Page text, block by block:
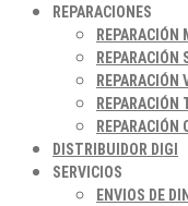
REPARACIONES
REPARACIÓN
REPARACIÓN
REPARACIÓN
REPARACIÓN
REPARACIÓN
DISTRIBUIDOR DIGI
SERVICIOS
ENVIOS DE